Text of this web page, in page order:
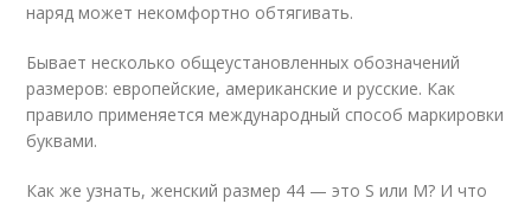
наряд может некомфортно обтягивать.
Бывает несколько общеустановленных обозначений
размеров: европейские, американские и русские. Как
правило применяется международный способ маркировки
буквами.
Как же узнать, женский размер 44 — это S или M? И что